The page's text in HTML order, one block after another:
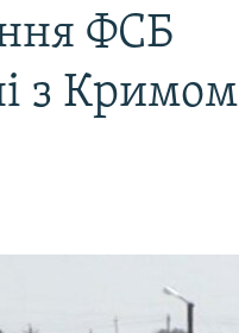
ФСБ
з Кримом